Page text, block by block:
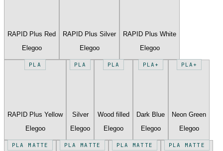
RAPID Plus Red
Elegoo
RAPID Plus Silver
Elegoo
RAPID Plus White
Elegoo
PLA
RAPID Plus Yellow
Elegoo
PLA
Silver
Elegoo
PLA
Wood filled
Elegoo
PLA+
Dark Blue
Elegoo
PLA+
Neon Green
Elegoo
PLA MATTE PLA MATTE PLA MATTE PLA MATTE